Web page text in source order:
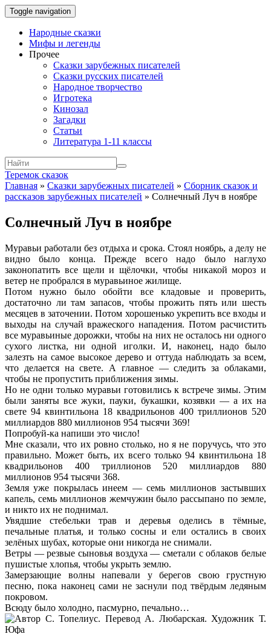
Toggle navigation
Народные сказки
Мифы и легенды
Прочее
Сказки зарубежных писателей
Сказки русских писателей
Народное творчество
Игротека
Кинозал
Загадки
Статьи
Литература 1-11 классы
Теремок сказок
Главная » Сказки зарубежных писателей » Сборник сказок и
рассказов зарубежных писателей » Солнечный Луч в ноябре
Солнечный Луч в ноябре
Муравьи работали без отдыха и срока. Стоял ноябрь, а делу не
видно было конца. Прежде всего надо было наглухо
законопатить все щели и щёлочки, чтобы никакой мороз и
ветер не пробрался в муравьиное жилище.
Потом нужно было обойти все кладовые и проверить,
достаточно ли там запасов, чтобы прожить пять или шесть
месяцев в заточении. Потом хорошенько укрепить все входы и
выходы на случай вражеского нападения. Потом расчистить
все муравьиные дорожки, чтобы на них не осталось ни одного
сухого листка, ни одной иголки. И, наконец, надо было
залезть на самое высокое дерево и оттуда наблюдать за всем,
что делается на свете. А главное — следить за облаками,
чтобы не пропустить приближения зимы.
Но не одни только муравьи готовились к встрече зимы. Этим
были заняты все жуки, пауки, букашки, козявки — а их на
свете 94 квинтильона 18 квадрильонов 400 триллионов 520
миллиардов 880 миллионов 954 тысячи 369!
Попробуй-ка напиши это число!
Мне сказали, что их ровно столько, но я не поручусь, что это
правильно. Может быть, их всего только 94 квинтильона 18
квадрильонов 400 триллионов 520 миллиардов 880
миллионов 954 тысячи 368.
Земля уже покрылась инеем — семь миллионов застывших
капель, семь миллионов жемчужин было рассыпано по земле,
и никто их не поднимал.
Увядшие стебельки трав и деревья оделись в тёмные,
печальные платья, и только сосны и ели остались в своих
зелёных шубах, которые они никогда не снимали.
Ветры — резвые сыновья воздуха — сметали с облаков белые
пушистые хлопья, чтобы укрыть землю.
Замерзающие волны напевали у берегов свою грустную
песню, пока наконец сами не заснули под твёрдым ледяным
покровом.
Всюду было холодно, пасмурно, печально…